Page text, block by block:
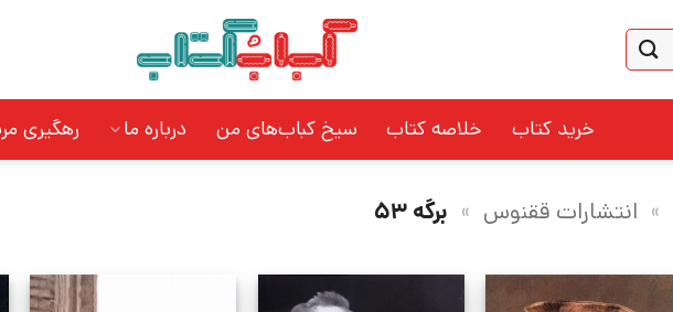
خرید کتاب خلاصه کتاب سیخ کباب‌های من درباره ما رهگیری
» انتشارات ققنوس » برگه 53